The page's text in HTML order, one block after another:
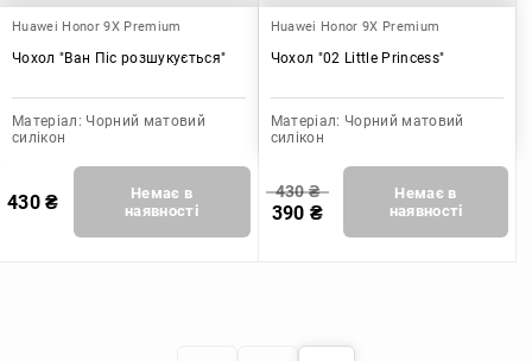
Huawei Honor 9X Premium
Чохол "Ван Піс розшукується"
Матеріал: Чорний матовий
силікон
430₴
Немає в
наявності
Huawei Honor 9X Premium
Чохол "02 Little Princess"
Матеріал: Чорний матовий
силікон
430₴
390 ₴
Немає в
наявності